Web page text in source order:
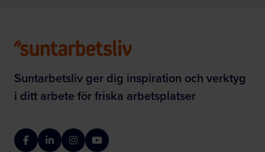
Suntarbetsliv ger dig inspiration och verktyg
i ditt arbete för friska arbetsplatser
FacebookLinkedInInstagramYouTube